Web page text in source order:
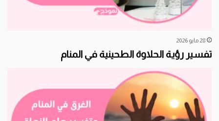
28 مايو 2026
تفسير رؤية الحلاوة الطحينية في المنام